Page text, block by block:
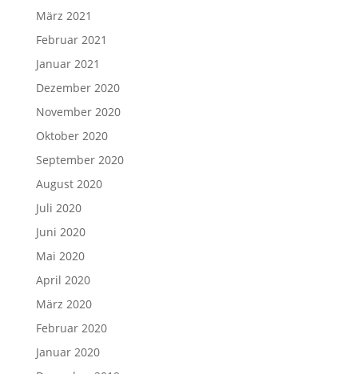
März 2021
Februar 2021
Januar 2021
Dezember 2020
November 2020
Oktober 2020
September 2020
August 2020
Juli 2020
Juni 2020
Mai 2020
April 2020
März 2020
Februar 2020
Januar 2020